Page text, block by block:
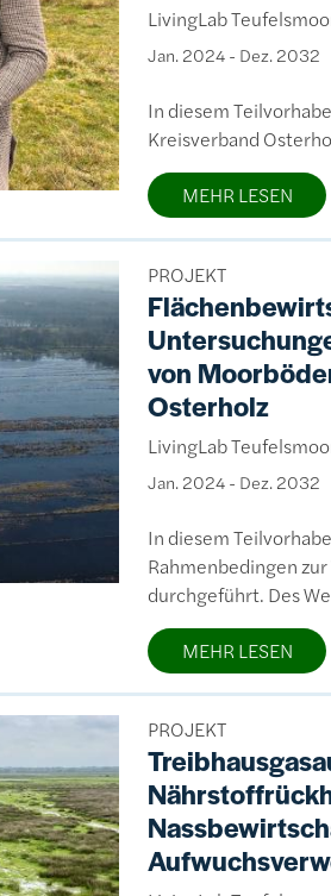
LivingLab
Jan. 2024 - Dez. 2032
In diesem
Kreisverband
MEHR LESEN
PROJEKT
von
Osterholz
LivingLab
Jan. 2024 - Dez. 2032
In diesem
Rahmenbedingen
durchgeführt. Des
MEHR LESEN
PROJEKT